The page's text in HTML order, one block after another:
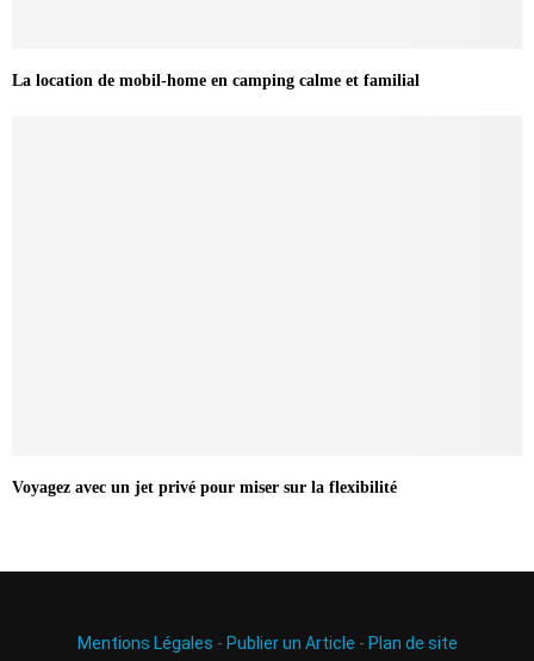
La location de mobil-home en camping calme et familial
Voyagez avec un jet privé pour miser sur la flexibilité
Mentions Légales - Publier un Article - Plan de site